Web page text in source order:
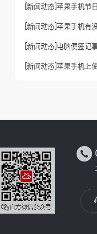
[新闻动态]
[新闻动态]
[新闻动态] 电脑便签记
[新闻动态]
